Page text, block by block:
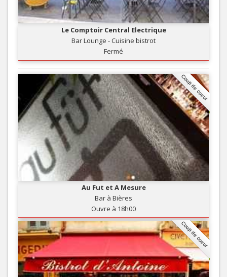
Le Comptoir Central Electrique
Bar Lounge - Cuisine bistrot
Fermé
Coup de coeur
Au Fut et A Mesure
Bar à Bières
Ouvre à 18h00
Coup de coeur